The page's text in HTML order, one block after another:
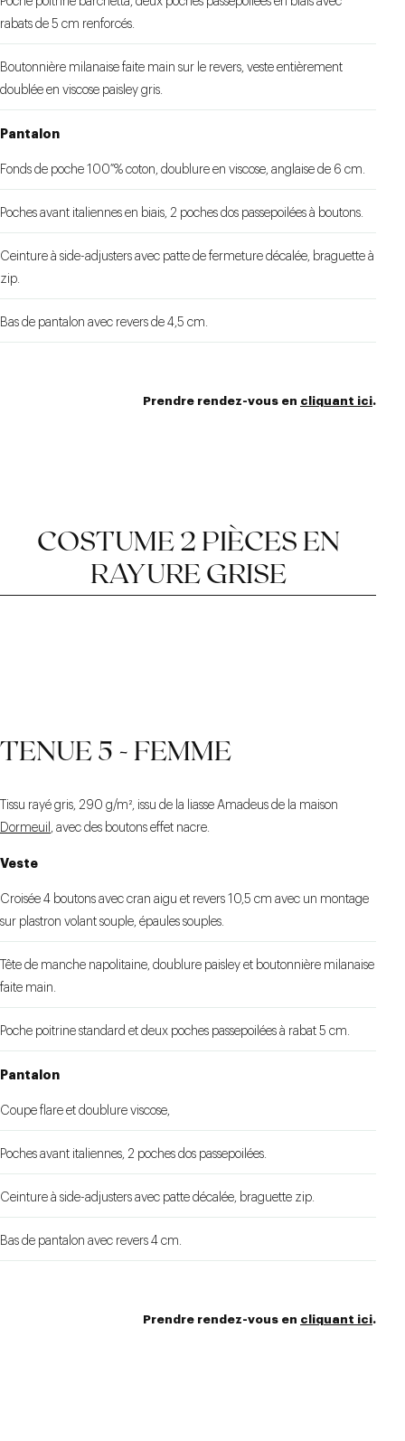
rabats de 5 cm renforcés.
Boutonnière milanaise faite main sur le revers, veste entièrement
doublée en viscose paisley gris.
Pantalon
Fonds de poche 100 % coton, doublure en viscose, anglaise de 6 cm.
Poches avant italiennes en biais, 2 poches dos passepoilées à boutons.
Ceinture à side-adjusters avec patte de fermeture décalée, braguette à
zip.
Bas de pantalon avec revers de 4,5 cm.
Prendre rendez-vous en cliquant ici.
COSTUME 2 PIÈCES EN
RAYURE GRISE
CRAN DROIT ET
MONTAGE SEMI-
DOUBLURE PAISLEY
TENUE 5 - FEMME
Tissu rayé gris, 290 g/m², issu de la liasse Amadeus de la maison
Dormeuil , avec des boutons effet nacre.
Veste
Croisée 4 boutons avec cran aigu et revers 10,5 cm avec un montage
sur plastron volant souple, épaules souples.
Tête de manche napolitaine, doublure paisley et boutonnière milanaise
faite main.
Poche poitrine standard et deux poches passepoilées à rabat 5 cm.
Pantalon
Coupe flare et doublure viscose,
Poches avant italiennes, 2 poches dos passepoilées.
Ceinture à side-adjusters avec patte décalée, braguette zip.
Bas de pantalon avec revers 4 cm.
Prendre rendez-vous en cliquant ici.